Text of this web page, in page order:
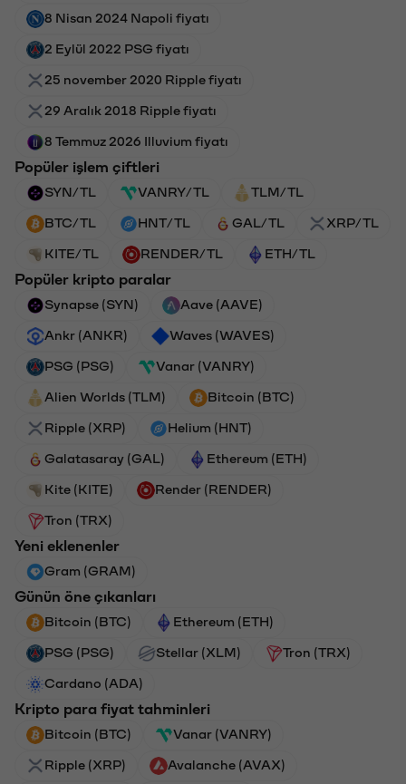
8 Nisan 2024 Napoli fiyatı
2 Eylül 2022 PSG fiyatı
25 november 2020 Ripple fiyatı
29 Aralık 2018 Ripple fiyatı
8 Temmuz 2026 Illuvium fiyatı
Popüler işlem çiftleri
SYN/TL VANRY/TL TLM/TL
BTC/TL HNT/TL GAL/TL XRP/TL
KITE/TL RENDER/TL ETH/TL
Popüler kripto paralar
Synapse (SYN) Aave (AAVE)
Ankr (ANKR) Waves (WAVES)
PSG (PSG) Vanar (VANRY)
Alien Worlds (TLM) Bitcoin (BTC)
Ripple (XRP) Helium (HNT)
Galatasaray (GAL) Ethereum (ETH)
Kite (KITE) Render (RENDER)
Tron (TRX)
Yeni eklenenler
Gram (GRAM)
Günün öne çıkanları
Bitcoin (BTC) Ethereum (ETH)
PSG (PSG) Stellar (XLM) Tron (TRX)
Cardano (ADA)
Kripto para fiyat tahminleri
Bitcoin (BTC) Vanar (VANRY)
Ripple (XRP) Avalanche (AVAX)